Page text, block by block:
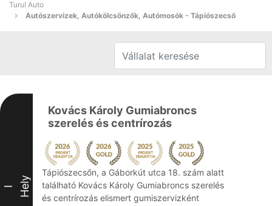
Turul Auto
Autószervizek, Autókölcsönzők, Autómosók - Tápiószecső
I Hely
Kovács Károly Gumiabroncs
szerelés és centrírozás
Tápiószecsőn, a Gáborkút utca 18. szám alatt
található Kovács Károly Gumiabroncs szerelés
és centrírozás elismert gumiszervizként